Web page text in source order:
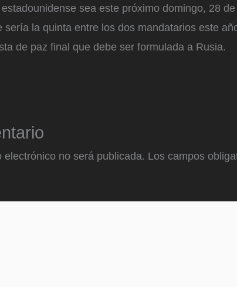
sea este próximo domingo, 28
sería la quinta entre los dos mandatarios este
de paz final que debe ser formulada a Rusia.
electrónico no será publicada. Los campos